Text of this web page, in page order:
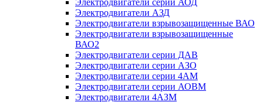
Электродвигатели серии АОД
Электродвигатели АЗД
Электродвигатели взрывозащищенные ВАО
Электродвигатели взрывозащищенные
ВАО2
Электродвигатели серии ДАВ
Электродвигатели серии АЗО
Электродвигатели серии 4АМ
Электродвигатели серии АОВМ
Электродвигатели 4АЗМ